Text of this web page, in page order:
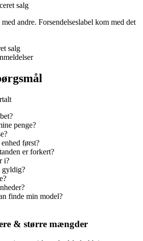
salg
andre. Forsendelseslabel kom med det
salg
penge?
først?
er forkert?
i?
gyldig?
finde min model?
& større mængder